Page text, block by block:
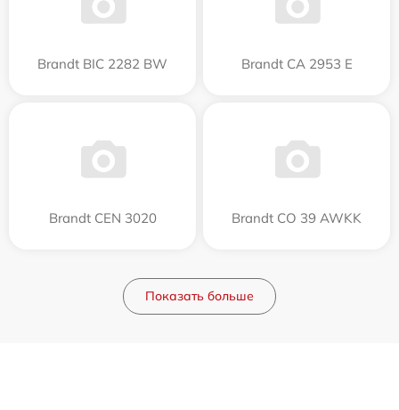
Brandt BIC 2282 BW Brandt CA 2953 E
Brandt CEN 3020 Brandt CO 39 AWKK
Показать больше